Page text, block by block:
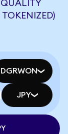
QUALITY
DGRWON
JPY